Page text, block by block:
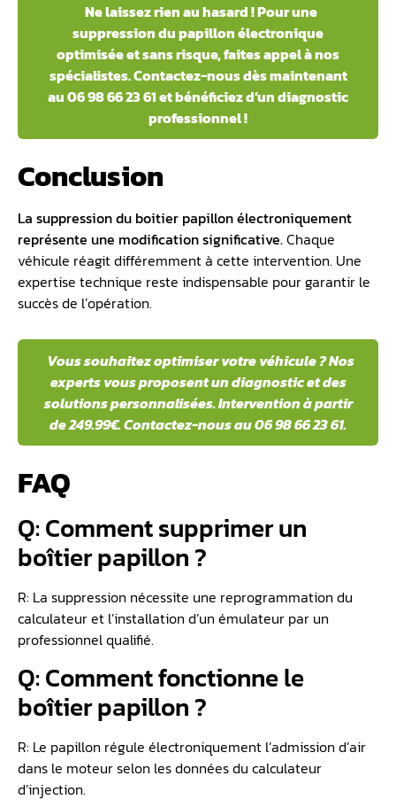
Ne laissez rien au hasard ! Pour une
suppression du papillon électronique
optimisée et sans risque, faites appel à nos
spécialistes. Contactez-nous dès maintenant
au 06 98 66 23 61 et bénéficiez d’un diagnostic
professionnel !
Conclusion
La suppression du boitier papillonélectroniquement
représente une modification significative.Chaque
véhicule réagit différemment à cette intervention. Une
expertise technique reste indispensable pour garantir le
succès de l’opération.
Vous souhaitez optimiser votre véhicule ? Nos
experts vous proposent un diagnostic et des
solutions personnalisées. Intervention à partir
de 249.99€. Contactez-nous au 06 98 66 23 61.
FAQ
Q: Comment supprimer un
boîtier papillon ?
R: La suppression nécessite une reprogrammation du
calculateur et l’installation d’un émulateur par un
professionnel qualifié.
Q: Comment fonctionne le
boîtier papillon ?
R: Le papillon régule électroniquement l’admission d’air
dans le moteur selon les données du calculateur
d’injection.